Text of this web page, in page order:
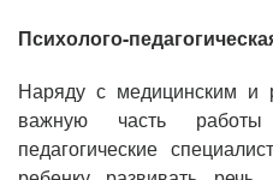
Психолого-
Наряду с медицинским и
важную часть работы
педагогические